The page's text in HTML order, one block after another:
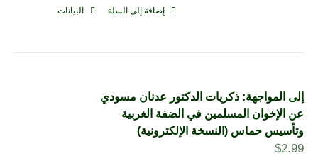
إضافة إلى السلة البيانات
إلى المواجهة: ذكريات الدكتور عدنان مسودي
عن الإخوان المسلمين في الضفة الغربية
وتأسيس حماس (النسخة الإلكترونية)
$2.99